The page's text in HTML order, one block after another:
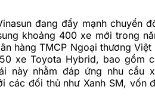
đang đẩy mạnh chuyển
khoảng 400 xe mới trong
hàng TMCP Ngoại thương Việt
xe Toyota Hybrid, bao gồm
này nhằm đáp ứng nhu cầu
các đối thủ như Xanh SM, vốn